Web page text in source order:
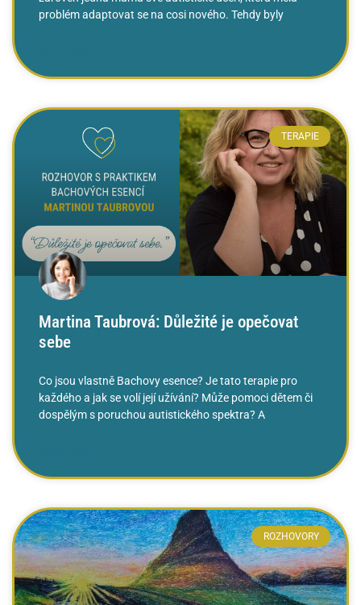
problém adaptovat se na cosi nového. Tehdy byly
TERAPIE
Martina Taubrová: Důležité je opečovat
sebe
Co jsou vlastně Bachovy esence? Je tato terapie pro
každého a jak se volí její užívání? Může pomoci dětem či
dospělým s poruchou autistického spektra? A
ROZHOVORY